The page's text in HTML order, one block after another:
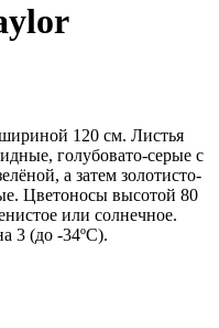
120 см. Листья
голубовато-серые с
а затем золотисто-
Цветоносы высотой 80
или солнечное.
3 (до -34ºС).